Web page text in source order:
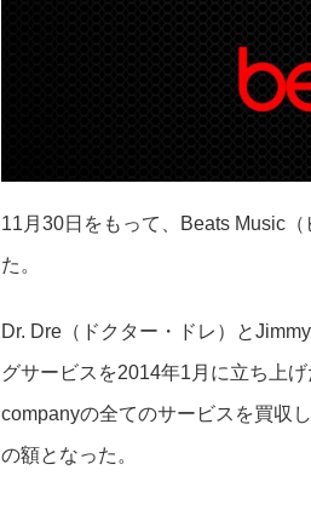
11月30日をもって、Beats Music
た。
Dr. Dre（ドクター・ドレ）と
グサービスを2014年1月に立ち上
companyの全てのサービスを買収
の額となった。